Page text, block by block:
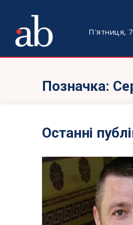
П'ятниця,
Позначка:
Останні